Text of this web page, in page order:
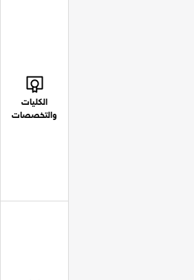
الكليات
والتخصصات